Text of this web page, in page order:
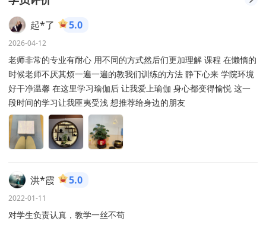
起*了 5.0
2026-04-12
老师非常的专业有耐心 用不同的方式然后们更加理解 课程 在懒惰的
时候老师不厌其烦一遍一遍的教我们训练的方法 静下心来 学院环境
好干净温馨 在这里学习瑜伽后 让我爱上瑜伽 身心都变得愉悦 这一
段时间的学习让我匪夷受浅 想推荐给身边的朋友
洪*霞 5.0
2022-01-11
对学生负责认真，教学一丝不苟